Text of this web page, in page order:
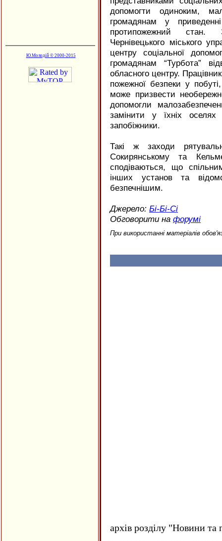
Ю.Молодій © 2000-2015
допомогти одиноким,
громадянам у
протипожежний стан.
Чернівецького міського
центру соціальної
громадянам “Турбота”
обласного центру.
пожежної безпеки у
може призвести
допомогли
замінити у їхніх оселях
запобіжники.
Такі ж заходи
Сокирянському та
сподіваються, що
інших установ та
безпечнішим.
Джерело: Бі-Бі-Сі
Обговорити на форумі
При використанні матеріалів
архів розділу "Новини та